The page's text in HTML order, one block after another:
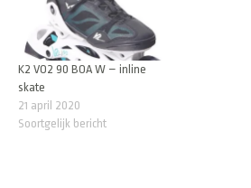
K2 VO2 90 BOA W – inline
skate
21 april 2020
Soortgelijk bericht